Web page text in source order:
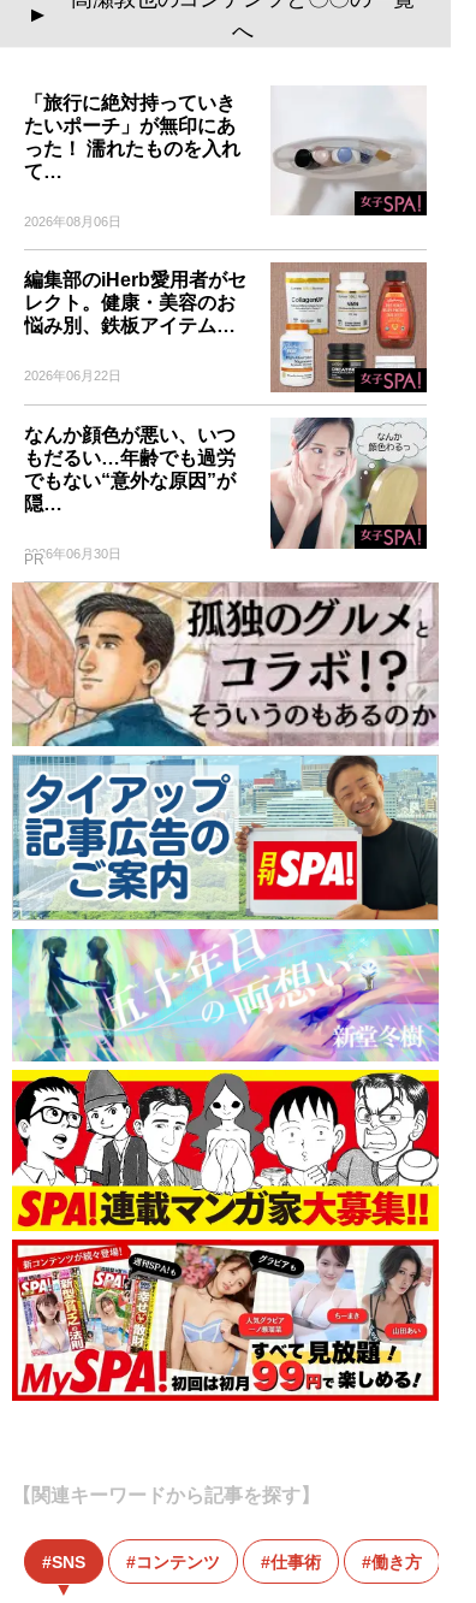
▲
へ
「旅行に絶対持っていき
たいポーチ」が無印にあ
った！ 濡れたものを入れ
て…
2026年08月06日
編集部のiHerb愛用者がセ
レクト。健康・美容のお
悩み別、鉄板アイテム…
2026年06月22日
なんか顔色が悪い、いつ
もだるい…年齢でも過労
でもない“意外な原因”が
隠…
2026年06月30日
PR
【関連キーワードから記事を探す】
SNS コンテンツ 仕事術 働き方